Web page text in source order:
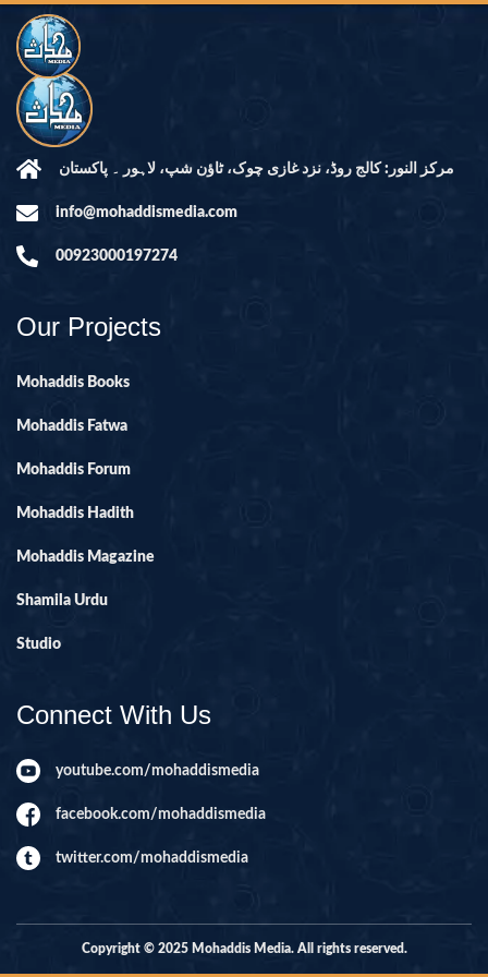
مرکز النور: کالج روڈ، نزد غازی چوک، ٹاؤن شپ، لاہور ۔ پاکستان
info@mohaddismedia.com
00923000197274
Our Projects
Mohaddis Books
Mohaddis Fatwa
Mohaddis Forum
Mohaddis Hadith
Mohaddis Magazine
Shamila Urdu
Studio
Connect With Us
youtube.com/mohaddismedia
facebook.com/mohaddismedia
twitter.com/mohaddismedia
Copyright © 2025 Mohaddis Media. All rights reserved.